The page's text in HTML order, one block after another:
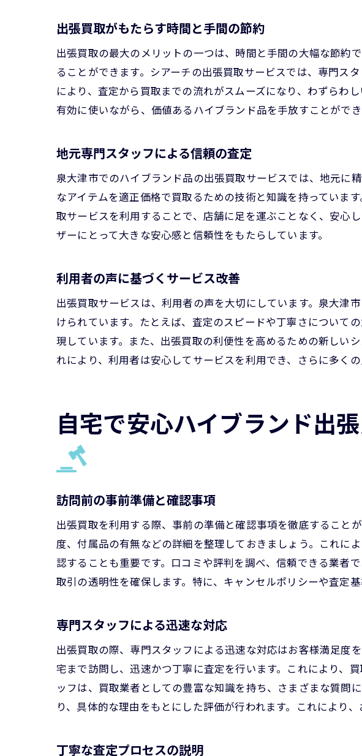
最新の
確かな
物品の
出張買取で
思い出
社会貢
出張買取サ
利用者
期待を
予約時
訪問日
出張買
出張買取がもたらす時間と手間の節約
出張買取の最大のメリットの一つは、時間と手間の大幅な節約
ることができます。シアーチの出張買取サービスでは、専門ス
により、査定から買取までの流れがスムーズになり、わずらわ
有効に使いながら、価値あるハイブランド品を手放すことができ
地元専門スタッフによる信頼の査定
泉大津市でのハイブランド品の出張買取サービスでは、地元に
なアイテムを適正価格で買取るための技術と知識を持っていま
取サービスを利用することで、店舗に足を運ぶことなく、安心
ザーにとって大きな安心感と信頼性をもたらしています。
利用者の声に基づくサービス改善
出張買取サービスは、利用者の声を大切にしています。泉大津
けられています。たとえば、査定のスピードや丁寧さについて
現しています。また、出張買取の利便性を高めるための新しい
れにより、利用者は安心してサービスを利用でき、さらに多くの
自宅で安心ハイブランド出
訪問前の事前準備と確認事項
出張買取を利用する際、事前の準備と確認事項を徹底すること
度、付属品の有無などの詳細を整理しておきましょう。これに
認することも重要です。口コミや評判を調べ、信頼できる業者
取引の透明性を確保します。特に、キャンセルポリシーや査定
専門スタッフによる迅速な対応
出張買取の際、専門スタッフによる迅速な対応はお客様満足度
宅まで訪問し、迅速かつ丁寧に査定を行います。これにより、
ッフは、買取業者としての豊富な知識を持ち、さまざまな質問
り、具体的な理由をもとにした評価が行われます。これにより
丁寧な査定プロセスの説明